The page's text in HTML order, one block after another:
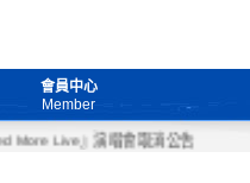
會員中心
Member
Live』演唱會取消公告